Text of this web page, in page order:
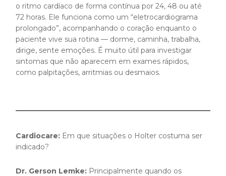
o ritmo cardíaco de forma contínua por 24, 48 ou até
72 horas. Ele funciona como um “eletrocardiograma
prolongado”, acompanhando o coração enquanto o
paciente vive sua rotina — dorme, caminha, trabalha,
dirige, sente emoções. É muito útil para investigar
sintomas que não aparecem em exames rápidos,
como palpitações, arritmias ou desmaios.
Cardiocare: Em que situações o Holter costuma ser
indicado?
Dr. Gerson Lemke: Principalmente quando os